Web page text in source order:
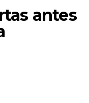
antes